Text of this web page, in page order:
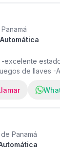
Automática
de llaves
Panamá